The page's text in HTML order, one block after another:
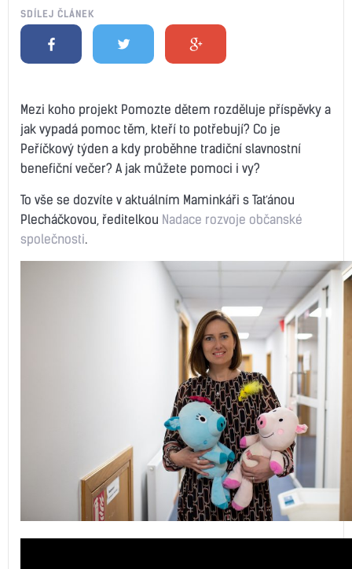
SDÍLEJ ČLÁNEK
Mezi koho projekt Pomozte dětem rozděluje příspěvky a
jak vypadá pomoc těm, kteří to potřebují? Co je
Peříčkový týden a kdy proběhne tradiční slavnostní
benefiční večer? A jak můžete pomoci i vy?
To vše se dozvíte v aktuálním Maminkáři s Taťánou
Plecháčkovou, ředitelkou Nadace rozvoje občanské
společnosti.